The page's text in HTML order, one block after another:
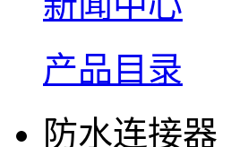
产品目录
防水连接器